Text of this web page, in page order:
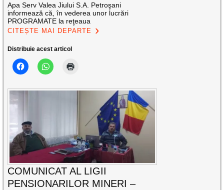
Apa Serv Valea Jiului S.A. Petroşani
informează că, în vederea unor lucrări
PROGRAMATE la reţeaua
CITEȘTE MAI DEPARTE
Distribuie acest articol
COMUNICAT AL LIGII
PENSIONARILOR MINERI –